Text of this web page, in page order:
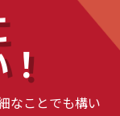
なことでも構い